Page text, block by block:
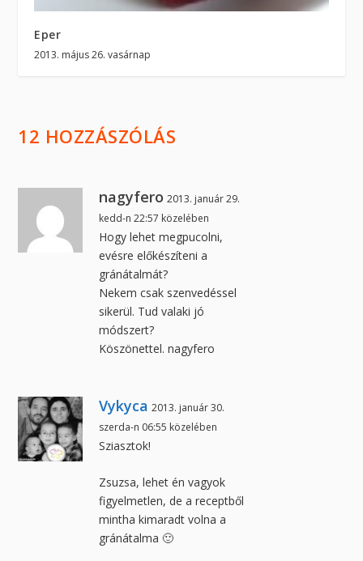
Eper
2013. május 26. vasárnap
12 HOZZÁSZÓLÁS
nagyfero 2013. január 29.
kedd-n 22:57 közelében
Hogy lehet megpucolni,
evésre előkészíteni a
gránátalmát?
Nekem csak szenvedéssel
sikerül. Tud valaki jó
módszert?
Köszönettel. nagyfero
Vykyca 2013. január 30.
szerda-n 06:55 közelében
Sziasztok!
Zsuzsa, lehet én vagyok
figyelmetlen, de a receptből
mintha kimaradt volna a
gránátalma 🙂